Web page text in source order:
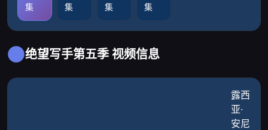
集
集
集
集
绝望写手第五季 视频信息
露西
亚·
安尼